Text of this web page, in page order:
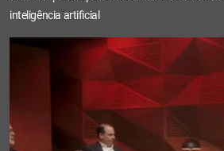
inteligência artificial